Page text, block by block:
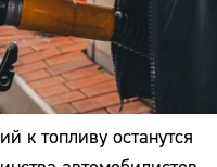
к топливу останутся